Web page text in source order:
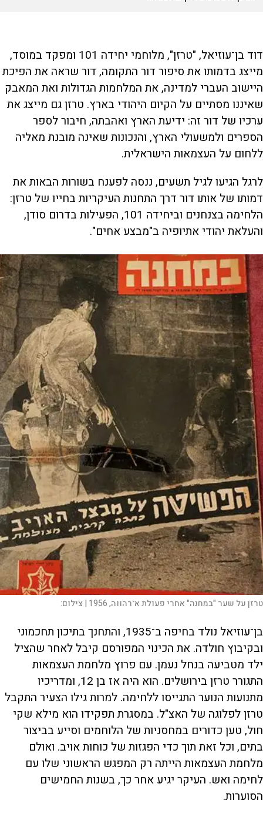
דוד בן־עוזיאל, "טרזן", מלוחמי יחידה 101 ומפקד במוסד,
מייצג בדמותו את סיפור דור התקומה, דור שראה את הפיכת
היישוב העברי למדינה, את המלחמות הגדולות ואת המאבק
שאיננו מסתיים על הקיום היהודי בארץ. טרזן גם מייצג את
ערכיו של דור זה: ידיעת הארץ ואהבתה, חיבור לספר
הספרים ולמשעולי הארץ, והנכונות שאינה מובנת מאליה
ללחום על העצמאות הישראלית.
לרגל הגיעו לגיל תשעים, ננסה לפענח בשורות הבאות את
דמותו של אותו דור דרך התחנות העיקריות בחייו של טרזן:
הלחימה בצנחנים וביחידה 101, הפעילות בדרום סודן,
והעלאת יהודי אתיופיה ב"מבצע אחים".
טרזן על שער "במחנה" אחרי פעולת א־רהווה, 1956 | צילום:
בן־עוזיאל נולד בחיפה ב־1935, והתחנך בתיכון תחכמוני
ובקיבוץ חולדה. את הכינוי המפורסם קיבל לאחר שהציל
ילד מטביעה בנחל נעמן. עם פרוץ מלחמת העצמאות
התגורר טרזן בירושלים. הוא היה אז בן 12, ומדריכיו
מתנועות הנוער התגייסו ללחימה. למרות גילו הצעיר התקבל
טרזן לפלוגה של האצ"ל. במסגרת תפקידו הוא מילא שקי
חול, טען כדורים במחסניות של הלוחמים וסייע בביצור
בתים, וכל זאת תוך כדי הפגזות של כוחות אויב. ואולם
מלחמת העצמאות הייתה רק המפגש הראשוני שלו עם
לחימה ואש. העיקר יגיע אחר כך, בשנות החמישים
הסוערות.